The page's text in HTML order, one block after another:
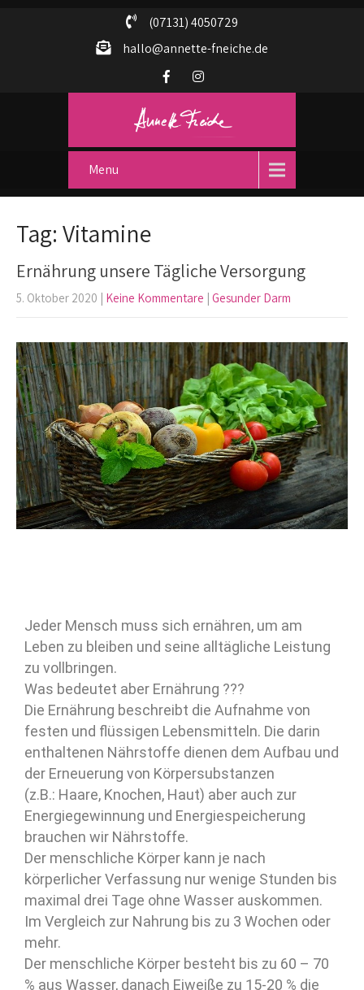
(07131) 4050729
hallo@annette-fneiche.de
Menu
Tag: Vitamine
Ernährung unsere Tägliche Versorgung
5. Oktober 2020 | Keine Kommentare | Gesunder Darm
Jeder Mensch muss sich ernähren, um am
Leben zu bleiben und seine alltägliche Leistung
zu vollbringen.
Was bedeutet aber Ernährung ???
Die Ernährung beschreibt die Aufnahme von
festen und flüssigen Lebensmitteln. Die darin
enthaltenen Nährstoffe dienen dem Aufbau und
der Erneuerung von Körpersubstanzen
(z.B.: Haare, Knochen, Haut) aber auch zur
Energiegewinnung und Energiespeicherung
brauchen wir Nährstoffe.
Der menschliche Körper kann je nach
körperlicher Verfassung nur wenige Stunden bis
maximal drei Tage ohne Wasser auskommen.
Im Vergleich zur Nahrung bis zu 3 Wochen oder
mehr.
Der menschliche Körper besteht bis zu 60 – 70
% aus Wasser, danach Eiweiße zu 15-20 % die